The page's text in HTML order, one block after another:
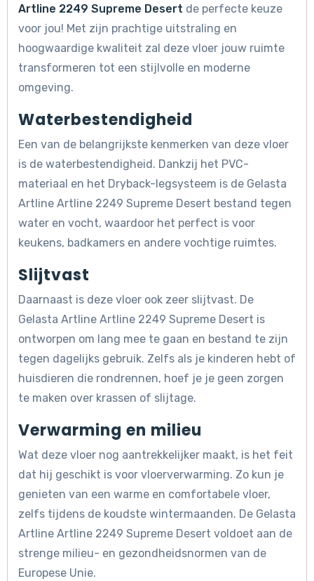
Artline 2249 Supreme Desert de perfecte keuze
voor jou! Met zijn prachtige uitstraling en
hoogwaardige kwaliteit zal deze vloer jouw ruimte
transformeren tot een stijlvolle en moderne
omgeving.
Waterbestendigheid
Een van de belangrijkste kenmerken van deze vloer
is de waterbestendigheid. Dankzij het PVC-
materiaal en het Dryback-legsysteem is de Gelasta
Artline Artline 2249 Supreme Desert bestand tegen
water en vocht, waardoor het perfect is voor
keukens, badkamers en andere vochtige ruimtes.
Slijtvast
Daarnaast is deze vloer ook zeer slijtvast. De
Gelasta Artline Artline 2249 Supreme Desert is
ontworpen om lang mee te gaan en bestand te zijn
tegen dagelijks gebruik. Zelfs als je kinderen hebt of
huisdieren die rondrennen, hoef je je geen zorgen
te maken over krassen of slijtage.
Verwarming en milieu
Wat deze vloer nog aantrekkelijker maakt, is het feit
dat hij geschikt is voor vloerverwarming. Zo kun je
genieten van een warme en comfortabele vloer,
zelfs tijdens de koudste wintermaanden. De Gelasta
Artline Artline 2249 Supreme Desert voldoet aan de
strenge milieu- en gezondheidsnormen van de
Europese Unie.